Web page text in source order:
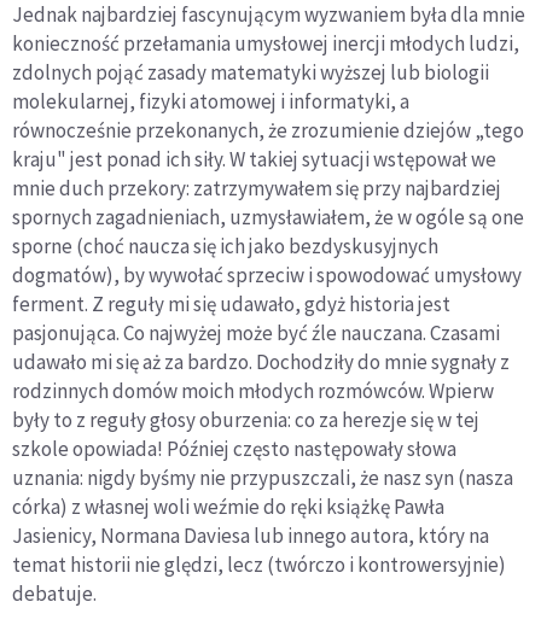
Jednak najbardziej fascynującym wyzwaniem była dla mnie
konieczność przełamania umysłowej inercji młodych ludzi,
zdolnych pojąć zasady matematyki wyższej lub biologii
molekularnej, fizyki atomowej i informatyki, a
równocześnie przekonanych, że zrozumienie dziejów „tego
kraju" jest ponad ich siły. W takiej sytuacji wstępował we
mnie duch przekory: zatrzymywałem się przy najbardziej
spornych zagadnieniach, uzmysławiałem, że w ogóle są one
sporne (choć naucza się ich jako bezdyskusyjnych
dogmatów), by wywołać sprzeciw i spowodować umysłowy
ferment. Z reguły mi się udawało, gdyż historia jest
pasjonująca. Co najwyżej może być źle nauczana. Czasami
udawało mi się aż za bardzo. Dochodziły do mnie sygnały z
rodzinnych domów moich młodych rozmówców. Wpierw
były to z reguły głosy oburzenia: co za herezje się w tej
szkole opowiada! Później często następowały słowa
uznania: nigdy byśmy nie przypuszczali, że nasz syn (nasza
córka) z własnej woli weźmie do ręki książkę Pawła
Jasienicy, Normana Daviesa lub innego autora, który na
temat historii nie ględzi, lecz (twórczo i kontrowersyjnie)
debatuje.